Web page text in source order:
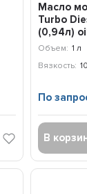
Масло
Turbo
(0,94л)
Объем: 1 л
Вязкость:
По
В